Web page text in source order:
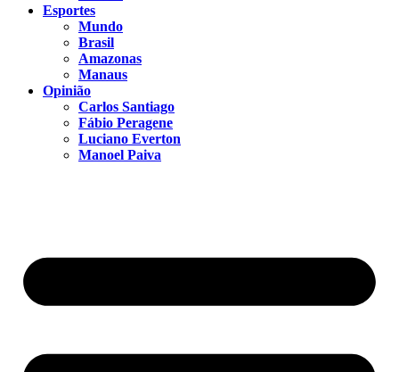
Esportes
Mundo
Brasil
Amazonas
Manaus
Opinião
Carlos Santiago
Fábio Peragene
Luciano Everton
Manoel Paiva